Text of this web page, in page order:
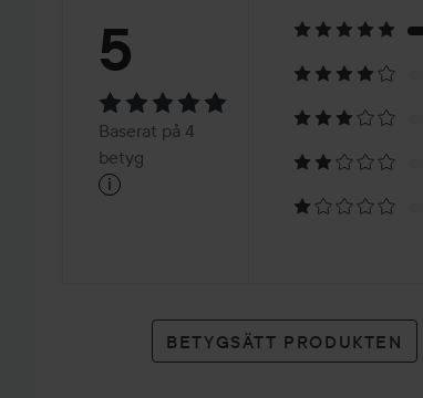
Betyg:
5Baserat
på
betyg
5
Baserat på 4
betyg
i
BETYGSÄTT PRODUKTEN